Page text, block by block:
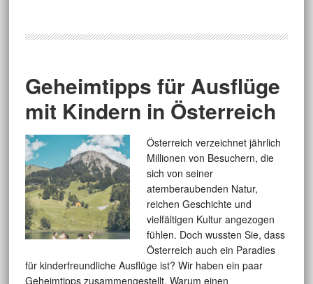
Geheimtipps für Ausflüge
mit Kindern in Österreich
Österreich verzeichnet jährlich
Millionen von Besuchern, die
sich von seiner
atemberaubenden Natur,
reichen Geschichte und
vielfältigen Kultur angezogen
fühlen. Doch wussten Sie, dass
Österreich auch ein Paradies
für kinderfreundliche Ausflüge ist? Wir haben ein paar
Geheimtipps zusammengestellt. Warum einen